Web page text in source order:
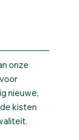
onze
nieuwe,
kisten